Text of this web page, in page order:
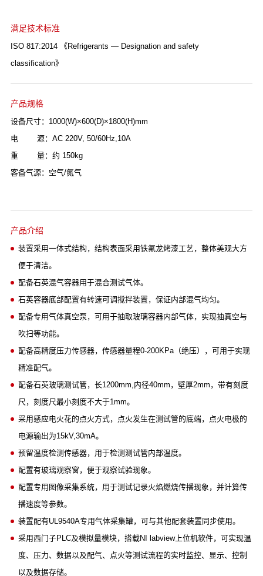
满足技术标准
ISO 817:2014 《Refrigerants — Designation and safety
classification》
产品规格
设备尺寸：1000(W)×600(D)×1800(H)mm
电 源：AC 220V, 50/60Hz,10A
重 量：约 150kg
客备气源：空气/氮气
产品介绍
装置采用一体式结构，结构表面采用铁氟龙烤漆工艺，整体美观大方
便于清洁。
配备石英混气容器用于混合测试气体。
石英容器底部配置有转速可调搅拌装置，保证内部混气均匀。
配备专用气体真空泵，可用于抽取玻璃容器内部气体，实现抽真空与
吹扫等功能。
配备高精度压力传感器，传感器量程0-200KPa（绝压），可用于实现
精准配气。
配备石英玻璃测试管，长1200mm,内径40mm，壁厚2mm，带有刻度
尺，刻度尺最小刻度不大于1mm。
采用感应电火花的点火方式，点火发生在测试管的底端，点火电极的
电源输出为15kV,30mA。
预留温度检测传感器，用于检测测试管内部温度。
配置有玻璃观察窗，便于观察试验现象。
配置专用图像采集系统，用于测试记录火焰燃烧传播现象，并计算传
播速度等参数。
装置配有UL9540A专用气体采集罐，可与其他配套装置同步使用。
采用西门子PLC及模拟量模块，搭载NI labview上位机软件，可实现温
度、压力、数据以及配气、点火等测试流程的实时监控、显示、控制
以及数据存储。